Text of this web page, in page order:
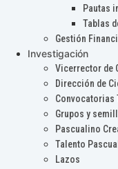
Pautas
Tablas
Gestión
Investigación
Vicerrector de
Dirección de
Convocatorias
Grupos y
Pascualino
Talento
Lazos